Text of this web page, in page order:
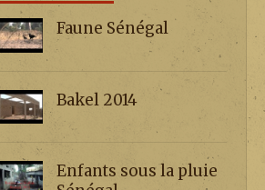
Faune Sénégal
Bakel 2014
Enfants sous la pluie